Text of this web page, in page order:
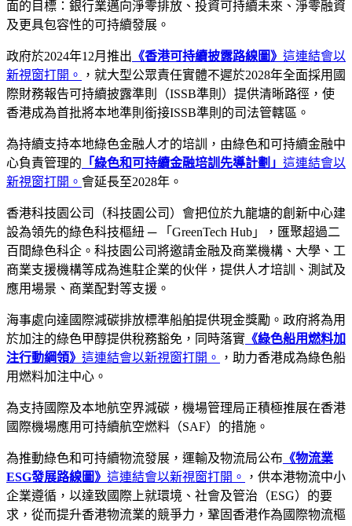
面的目標：銀行業邁向淨零排放、投資可持續未來、淨零融資
及更具包容性的可持續發展。
政府於2024年12月推出 《香港可持續披露路線圖》 這連結會以
新視窗打開。
，就大型公眾責任實體不遲於2028年全面採用國
際財務報告可持續披露準則（ISSB準則）提供清晰路徑，使
香港成為首批將本地準則銜接ISSB準則的司法管轄區。
為持續支持本地綠色金融人才的培訓，由綠色和可持續金融中
心負責管理的 「綠色和可持續金融培訓先導計劃」 這連結會以
新視窗打開。 會延長至2028年。
香港科技園公司（科技園公司）會把位於九龍塘的創新中心建
設為領先的綠色科技樞紐 ─ 「GreenTech Hub」，匯聚超過二
百間綠色科企。科技園公司將邀請金融及商業機構、大學、工
商業支援機構等成為進駐企業的伙伴，提供人才培訓、測試及
應用場景、商業配對等支援。
海事處向達國際減碳排放標準船舶提供現金獎勵。政府將為用
於加注的綠色甲醇提供稅務豁免，同時落實 《綠色船用燃料加
注行動綱領》 這連結會以新視窗打開。
，助力香港成為綠色船
用燃料加注中心。
為支持國際及本地航空界減碳，機場管理局正積極推展在香港
國際機場應用可持續航空燃料（SAF）的措施。
為推動綠色和可持續物流發展，運輸及物流局公布 《物流業
ESG發展路線圖》 這連結會以新視窗打開。
，供本港物流中小
企業遵循，以達致國際上就環境、社會及管治（ESG）的要
求，從而提升香港物流業的競爭力，鞏固香港作為國際物流樞